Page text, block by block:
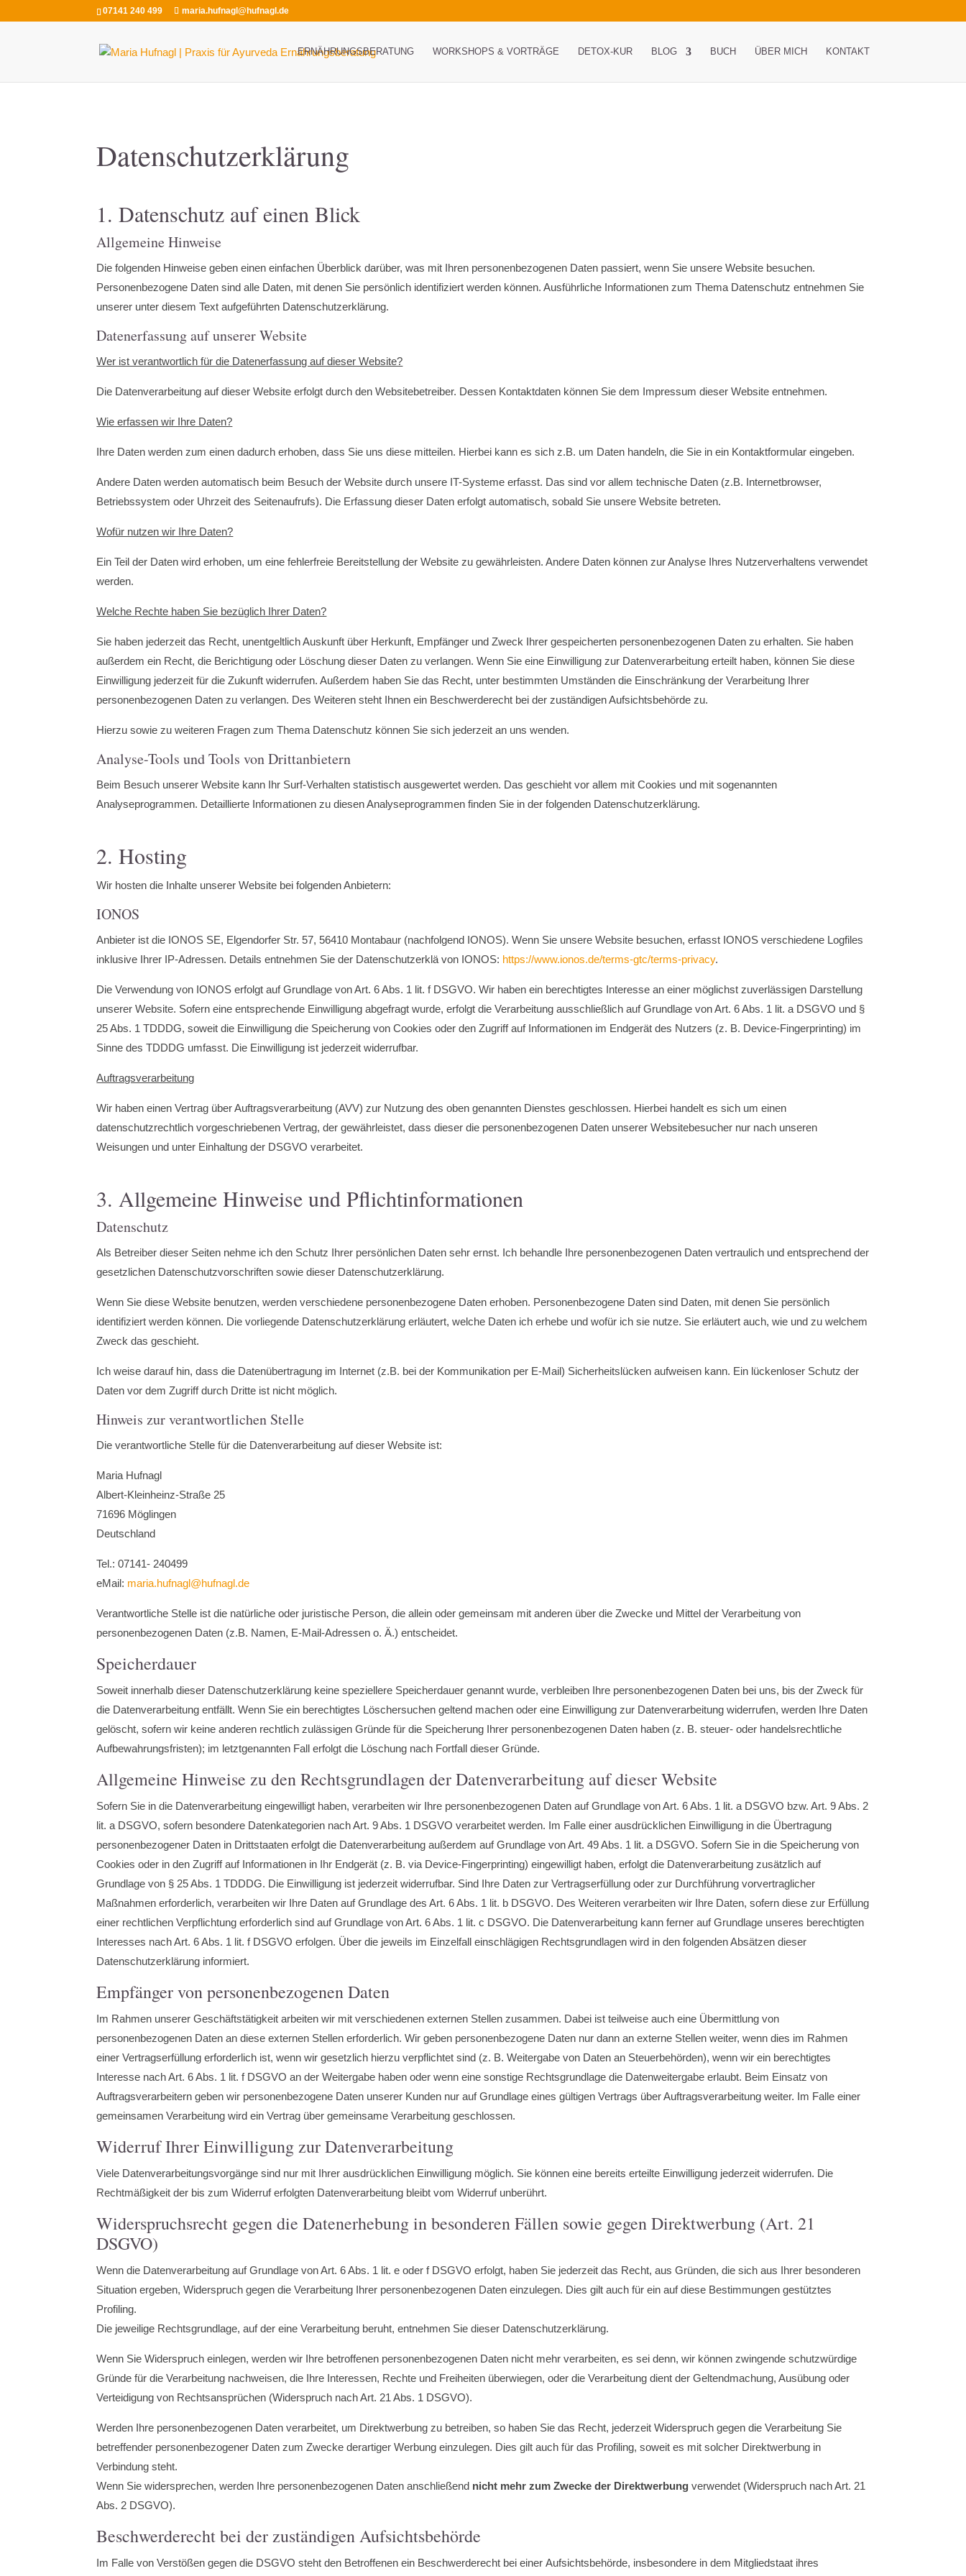
07141 240 499 maria.hufnagl@hufnagl.de
ERNÄHRUNGSBERATUNG WORKSHOPS & VORTRÄGE DETOX-KUR BLOG BUCH ÜBER MICH KONTAKT
Datenschutzerklärung
1. Datenschutz auf einen Blick
Allgemeine Hinweise
Die folgenden Hinweise geben einen einfachen Überblick darüber, was mit Ihren personenbezogenen Daten passiert, wenn Sie unsere Website besuchen.
Personenbezogene Daten sind alle Daten, mit denen Sie persönlich identifiziert werden können. Ausführliche Informationen zum Thema Datenschutz entnehmen Sie
unserer unter diesem Text aufgeführten Datenschutzerklärung.
Datenerfassung auf unserer Website
Wer ist verantwortlich für die Datenerfassung auf dieser Website?
Die Datenverarbeitung auf dieser Website erfolgt durch den Websitebetreiber. Dessen Kontaktdaten können Sie dem Impressum dieser Website entnehmen.
Wie erfassen wir Ihre Daten?
Ihre Daten werden zum einen dadurch erhoben, dass Sie uns diese mitteilen. Hierbei kann es sich z.B. um Daten handeln, die Sie in ein Kontaktformular eingeben.
Andere Daten werden automatisch beim Besuch der Website durch unsere IT-Systeme erfasst. Das sind vor allem technische Daten (z.B. Internetbrowser,
Betriebssystem oder Uhrzeit des Seitenaufrufs). Die Erfassung dieser Daten erfolgt automatisch, sobald Sie unsere Website betreten.
Wofür nutzen wir Ihre Daten?
Ein Teil der Daten wird erhoben, um eine fehlerfreie Bereitstellung der Website zu gewährleisten. Andere Daten können zur Analyse Ihres Nutzerverhaltens verwendet
werden.
Welche Rechte haben Sie bezüglich Ihrer Daten?
Sie haben jederzeit das Recht, unentgeltlich Auskunft über Herkunft, Empfänger und Zweck Ihrer gespeicherten personenbezogenen Daten zu erhalten. Sie haben
außerdem ein Recht, die Berichtigung oder Löschung dieser Daten zu verlangen. Wenn Sie eine Einwilligung zur Datenverarbeitung erteilt haben, können Sie diese
Einwilligung jederzeit für die Zukunft widerrufen. Außerdem haben Sie das Recht, unter bestimmten Umständen die Einschränkung der Verarbeitung Ihrer
personenbezogenen Daten zu verlangen. Des Weiteren steht Ihnen ein Beschwerderecht bei der zuständigen Aufsichtsbehörde zu.
Hierzu sowie zu weiteren Fragen zum Thema Datenschutz können Sie sich jederzeit an uns wenden.
Analyse-Tools und Tools von Drittanbietern
Beim Besuch unserer Website kann Ihr Surf-Verhalten statistisch ausgewertet werden. Das geschieht vor allem mit Cookies und mit sogenannten
Analyseprogrammen. Detaillierte Informationen zu diesen Analyseprogrammen finden Sie in der folgenden Datenschutzerklärung.
2. Hosting
Wir hosten die Inhalte unserer Website bei folgenden Anbietern:
IONOS
Anbieter ist die IONOS SE, Elgendorfer Str. 57, 56410 Montabaur (nachfolgend IONOS). Wenn Sie unsere Website besuchen, erfasst IONOS verschiedene Logfiles
inklusive Ihrer IP-Adressen. Details entnehmen Sie der Datenschutzerklä von IONOS: https://www.ionos.de/terms-gtc/terms-privacy.
Die Verwendung von IONOS erfolgt auf Grundlage von Art. 6 Abs. 1 lit. f DSGVO. Wir haben ein berechtigtes Interesse an einer möglichst zuverlässigen Darstellung
unserer Website. Sofern eine entsprechende Einwilligung abgefragt wurde, erfolgt die Verarbeitung ausschließlich auf Grundlage von Art. 6 Abs. 1 lit. a DSGVO und §
25 Abs. 1 TDDDG, soweit die Einwilligung die Speicherung von Cookies oder den Zugriff auf Informationen im Endgerät des Nutzers (z. B. Device-Fingerprinting) im
Sinne des TDDDG umfasst. Die Einwilligung ist jederzeit widerrufbar.
Auftragsverarbeitung
Wir haben einen Vertrag über Auftragsverarbeitung (AVV) zur Nutzung des oben genannten Dienstes geschlossen. Hierbei handelt es sich um einen
datenschutzrechtlich vorgeschriebenen Vertrag, der gewährleistet, dass dieser die personenbezogenen Daten unserer Websitebesucher nur nach unseren
Weisungen und unter Einhaltung der DSGVO verarbeitet.
3. Allgemeine Hinweise und Pflichtinformationen
Datenschutz
Als Betreiber dieser Seiten nehme ich den Schutz Ihrer persönlichen Daten sehr ernst. Ich behandle Ihre personenbezogenen Daten vertraulich und entsprechend der
gesetzlichen Datenschutzvorschriften sowie dieser Datenschutzerklärung.
Wenn Sie diese Website benutzen, werden verschiedene personenbezogene Daten erhoben. Personenbezogene Daten sind Daten, mit denen Sie persönlich
identifiziert werden können. Die vorliegende Datenschutzerklärung erläutert, welche Daten ich erhebe und wofür ich sie nutze. Sie erläutert auch, wie und zu welchem
Zweck das geschieht.
Ich weise darauf hin, dass die Datenübertragung im Internet (z.B. bei der Kommunikation per E-Mail) Sicherheitslücken aufweisen kann. Ein lückenloser Schutz der
Daten vor dem Zugriff durch Dritte ist nicht möglich.
Hinweis zur verantwortlichen Stelle
Die verantwortliche Stelle für die Datenverarbeitung auf dieser Website ist:
Maria Hufnagl
Albert-Kleinheinz-Straße 25
71696 Möglingen
Deutschland
Tel.: 07141- 240499
eMail: maria.hufnagl@hufnagl.de
Verantwortliche Stelle ist die natürliche oder juristische Person, die allein oder gemeinsam mit anderen über die Zwecke und Mittel der Verarbeitung von
personenbezogenen Daten (z.B. Namen, E-Mail-Adressen o. Ä.) entscheidet.
Speicherdauer
Soweit innerhalb dieser Datenschutzerklärung keine speziellere Speicherdauer genannt wurde, verbleiben Ihre personenbezogenen Daten bei uns, bis der Zweck für
die Datenverarbeitung entfällt. Wenn Sie ein berechtigtes Löschersuchen geltend machen oder eine Einwilligung zur Datenverarbeitung widerrufen, werden Ihre Daten
gelöscht, sofern wir keine anderen rechtlich zulässigen Gründe für die Speicherung Ihrer personenbezogenen Daten haben (z. B. steuer- oder handelsrechtliche
Aufbewahrungsfristen); im letztgenannten Fall erfolgt die Löschung nach Fortfall dieser Gründe.
Allgemeine Hinweise zu den Rechtsgrundlagen der Datenverarbeitung auf dieser Website
Sofern Sie in die Datenverarbeitung eingewilligt haben, verarbeiten wir Ihre personenbezogenen Daten auf Grundlage von Art. 6 Abs. 1 lit. a DSGVO bzw. Art. 9 Abs. 2
lit. a DSGVO, sofern besondere Datenkategorien nach Art. 9 Abs. 1 DSGVO verarbeitet werden. Im Falle einer ausdrücklichen Einwilligung in die Übertragung
personenbezogener Daten in Drittstaaten erfolgt die Datenverarbeitung außerdem auf Grundlage von Art. 49 Abs. 1 lit. a DSGVO. Sofern Sie in die Speicherung von
Cookies oder in den Zugriff auf Informationen in Ihr Endgerät (z. B. via Device-Fingerprinting) eingewilligt haben, erfolgt die Datenverarbeitung zusätzlich auf
Grundlage von § 25 Abs. 1 TDDDG. Die Einwilligung ist jederzeit widerrufbar. Sind Ihre Daten zur Vertragserfüllung oder zur Durchführung vorvertraglicher
Maßnahmen erforderlich, verarbeiten wir Ihre Daten auf Grundlage des Art. 6 Abs. 1 lit. b DSGVO. Des Weiteren verarbeiten wir Ihre Daten, sofern diese zur Erfüllung
einer rechtlichen Verpflichtung erforderlich sind auf Grundlage von Art. 6 Abs. 1 lit. c DSGVO. Die Datenverarbeitung kann ferner auf Grundlage unseres berechtigten
Interesses nach Art. 6 Abs. 1 lit. f DSGVO erfolgen. Über die jeweils im Einzelfall einschlägigen Rechtsgrundlagen wird in den folgenden Absätzen dieser
Datenschutzerklärung informiert.
Empfänger von personenbezogenen Daten
Im Rahmen unserer Geschäftstätigkeit arbeiten wir mit verschiedenen externen Stellen zusammen. Dabei ist teilweise auch eine Übermittlung von
personenbezogenen Daten an diese externen Stellen erforderlich. Wir geben personenbezogene Daten nur dann an externe Stellen weiter, wenn dies im Rahmen
einer Vertragserfüllung erforderlich ist, wenn wir gesetzlich hierzu verpflichtet sind (z. B. Weitergabe von Daten an Steuerbehörden), wenn wir ein berechtigtes
Interesse nach Art. 6 Abs. 1 lit. f DSGVO an der Weitergabe haben oder wenn eine sonstige Rechtsgrundlage die Datenweitergabe erlaubt. Beim Einsatz von
Auftragsverarbeitern geben wir personenbezogene Daten unserer Kunden nur auf Grundlage eines gültigen Vertrags über Auftragsverarbeitung weiter. Im Falle einer
gemeinsamen Verarbeitung wird ein Vertrag über gemeinsame Verarbeitung geschlossen.
Widerruf Ihrer Einwilligung zur Datenverarbeitung
Viele Datenverarbeitungsvorgänge sind nur mit Ihrer ausdrücklichen Einwilligung möglich. Sie können eine bereits erteilte Einwilligung jederzeit widerrufen. Die
Rechtmäßigkeit der bis zum Widerruf erfolgten Datenverarbeitung bleibt vom Widerruf unberührt.
Widerspruchsrecht gegen die Datenerhebung in besonderen Fällen sowie gegen Direktwerbung (Art. 21
DSGVO)
Wenn die Datenverarbeitung auf Grundlage von Art. 6 Abs. 1 lit. e oder f DSGVO erfolgt, haben Sie jederzeit das Recht, aus Gründen, die sich aus Ihrer besonderen
Situation ergeben, Widerspruch gegen die Verarbeitung Ihrer personenbezogenen Daten einzulegen. Dies gilt auch für ein auf diese Bestimmungen gestütztes
Profiling.
Die jeweilige Rechtsgrundlage, auf der eine Verarbeitung beruht, entnehmen Sie dieser Datenschutzerklärung.
Wenn Sie Widerspruch einlegen, werden wir Ihre betroffenen personenbezogenen Daten nicht mehr verarbeiten, es sei denn, wir können zwingende schutzwürdige
Gründe für die Verarbeitung nachweisen, die Ihre Interessen, Rechte und Freiheiten überwiegen, oder die Verarbeitung dient der Geltendmachung, Ausübung oder
Verteidigung von Rechtsansprüchen (Widerspruch nach Art. 21 Abs. 1 DSGVO).
Werden Ihre personenbezogenen Daten verarbeitet, um Direktwerbung zu betreiben, so haben Sie das Recht, jederzeit Widerspruch gegen die Verarbeitung Sie
betreffender personenbezogener Daten zum Zwecke derartiger Werbung einzulegen. Dies gilt auch für das Profiling, soweit es mit solcher Direktwerbung in
Verbindung steht.
Wenn Sie widersprechen, werden Ihre personenbezogenen Daten anschließend nicht mehr zum Zwecke der Direktwerbung verwendet (Widerspruch nach Art. 21
Abs. 2 DSGVO).
Beschwerderecht bei der zuständigen Aufsichtsbehörde
Im Falle von Verstößen gegen die DSGVO steht den Betroffenen ein Beschwerderecht bei einer Aufsichtsbehörde, insbesondere in dem Mitgliedstaat ihres